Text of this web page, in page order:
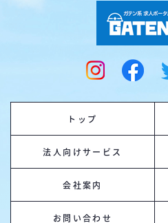
トップ
法人向けサービス
会社案内
お問い合わせ